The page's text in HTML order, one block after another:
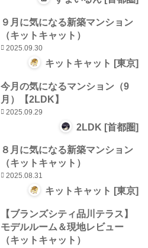
９月に気になる新築マンション
（キットキャット）
2025.09.30
キットキャット [東京]
今月の気になるマンション（9
月）【2LDK】
2025.09.29
2LDK [首都圏]
８月に気になる新築マンション
（キットキャット）
2025.08.31
キットキャット [東京]
【ブランズシティ品川テラス】
モデルルーム＆現地レビュー
（キットキャット）